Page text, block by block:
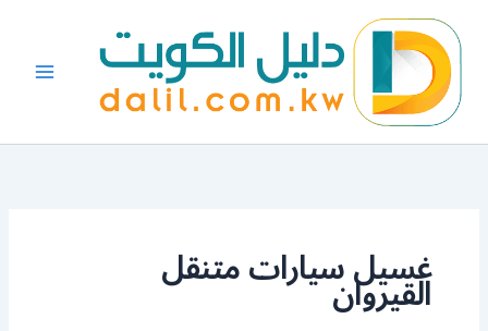
المحتوى
غسيل سيارات متنقل
القيروان